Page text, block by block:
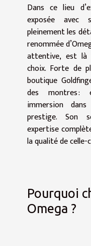
Dans ce lieu
exposée avec
pleinement les
renommée
attentive, est là
choix. Forte de
boutique
des montres :
immersion
prestige. Son
expertise
la qualité de celle-
Pourquoi
Omega ?